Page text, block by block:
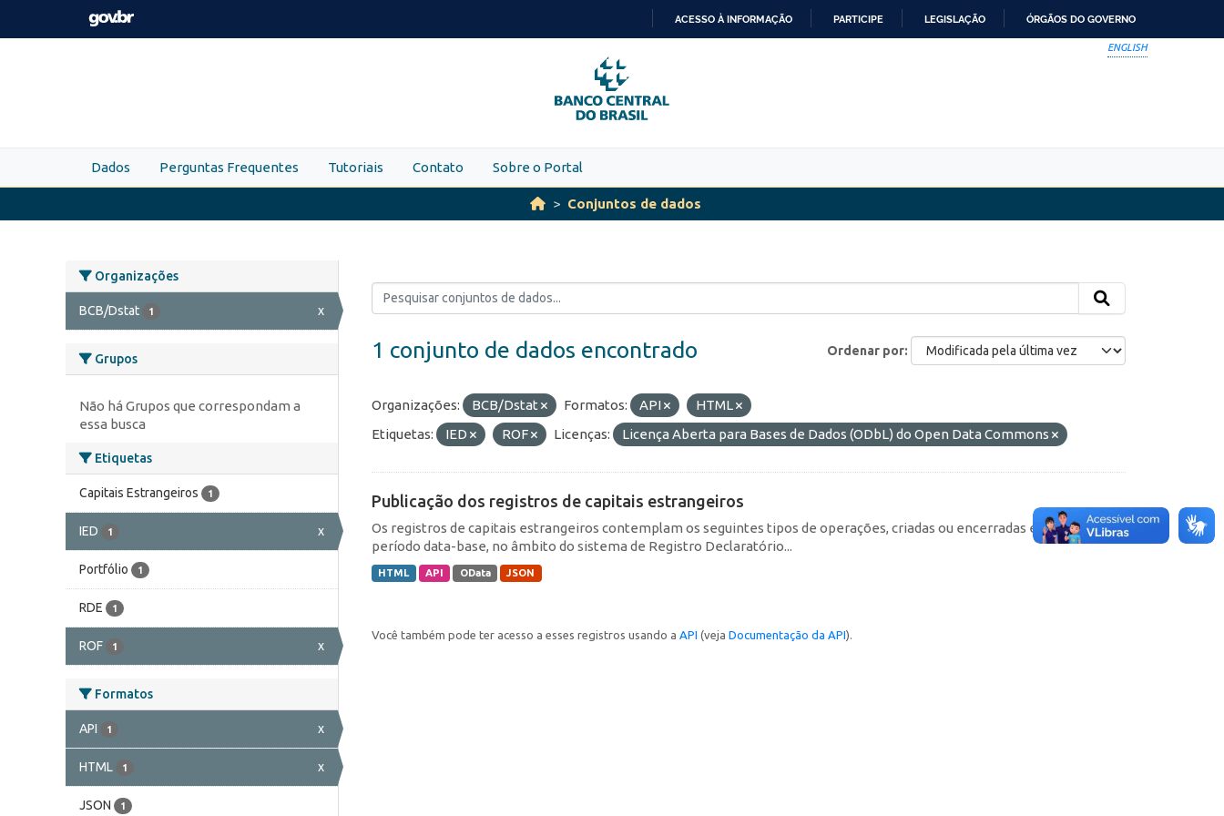
Skip to main content
PARA
O
CONTEÚDO
ACESSO À INFORMAÇÃO PARTICIPE LEGISLAÇÃO ÓRGÃOS DO GOVERNO
ENGLISH
Dados Perguntas Frequentes Tutoriais Contato Sobre o Portal
Conjuntos de dados
Organizações
BCB/Dstat 1 x
Grupos
Não há Grupos que correspondam a
essa busca
Etiquetas
Capitais Estrangeiros 1
IED 1 x
Portfólio 1
RDE 1
ROF 1 x
Formatos
API 1 x
HTML 1 x
JSON 1
Ordenar por
1 conjunto de dados encontrado
Organizações: BCB/Dstat Formatos: API
HTML
Etiquetas:
IED ROF Licenças: Licença Aberta para Bases de Dados (ODbL) do Open Data Commons
Publicação dos registros de capitais estrangeiros
Os registros de capitais estrangeiros contemplam os seguintes tipos de operações, criadas ou encerradas em cada
período data-base, no âmbito do sistema de Registro Declaratório...
HTML API OData JSON
Você também pode ter acesso a esses registros usando a API (veja Documentação da API).